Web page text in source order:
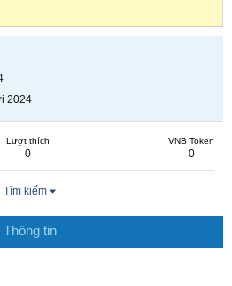
2024
Lượt thích
0
VNB Token
0
Tìm kiếm
Thông tin